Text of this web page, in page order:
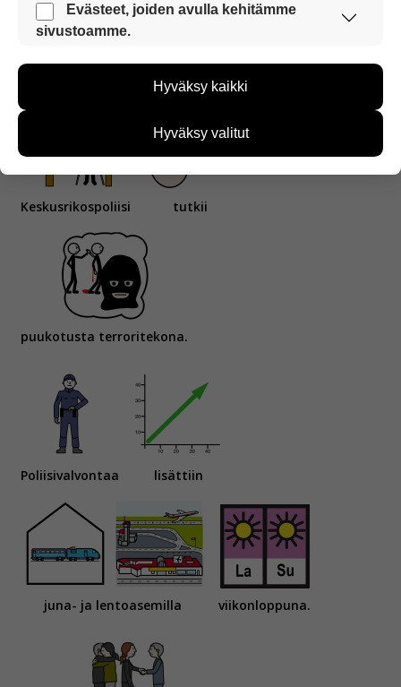
Puukottaja valitsi uhreikseen naisia.
Keskusrikospoliisi tutkii
puukotusta terroritekona.
Poliisivalvontaa lisättiin
juna- ja lentoasemilla viikonloppuna.
Nämä evästeet ovat aina käytössä, jotta
sivustoamme voi käyttää sujuvasti ja turvallisesti.
Evästeet, joiden avulla kehitämme
sivustoamme.
kehittää sivustoamme vastaamaan paremmin
kävijämääristä ja siitä, mitä sivuja käytetään ja
miten sivuilla liikutaan. Emme kuitenkaan kerää
yksittäiseen käyttäjään.
Hyväksy kaikki
Hyväksy valitut